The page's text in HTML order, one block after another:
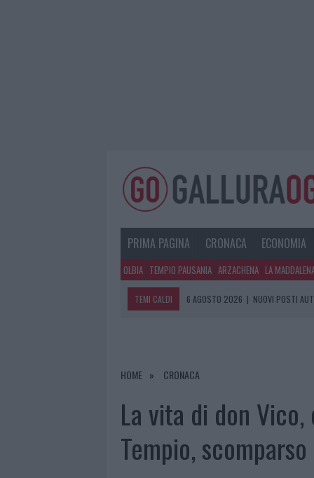
PRIMA PAGINA CRONACA ECONOMIA
OLBIA TEMPIO PAUSANIA ARZACHENA LA
TEMI CALDI 6 AGOSTO 2026 | NUOVI POSTI
6 AGOSTO 2026
|
HOME CRONACA
La vita di don
Tempio,